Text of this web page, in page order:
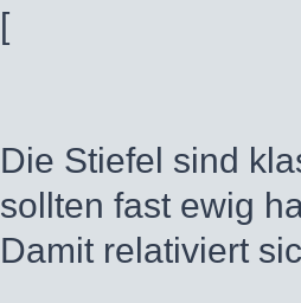
[
Die Stiefel sind
sollten fast ewig
Damit relativiert